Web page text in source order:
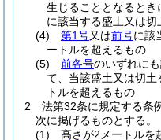
生じることとなると
に該当する盛土又は切
(4)
第1号又は前号に該
ートルを超えるもの
(5)
前各号のいずれに
て、当該盛土又は切
トルを超えるもの
2
法第32条に規定する条
次に掲げるものとする。
(1)
高さが2メートルを